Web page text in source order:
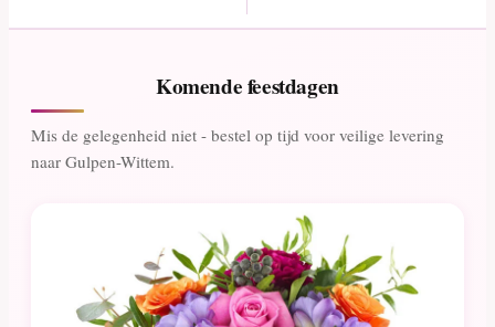
Komende feestdagen
Mis de gelegenheid niet - bestel op tijd voor veilige levering
naar Gulpen-Wittem.